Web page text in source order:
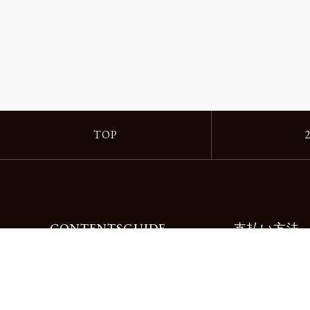
TOP
CONTENTSGUIDE 支払い方法